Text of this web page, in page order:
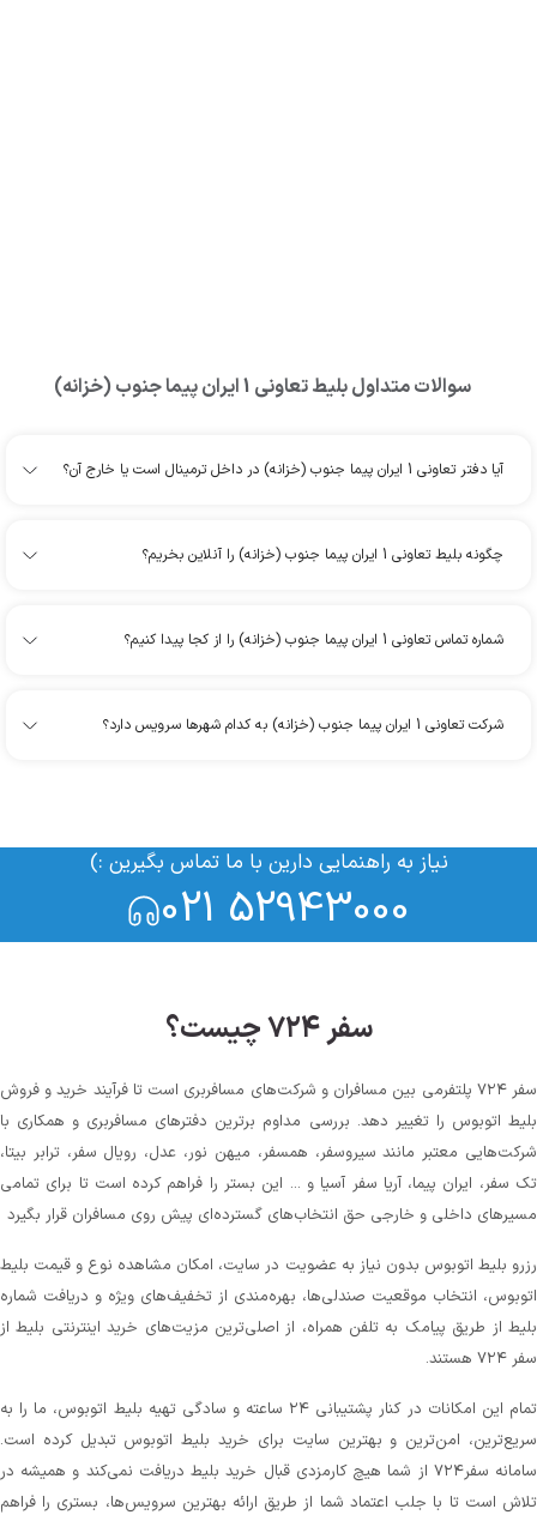
سوالات متداول بلیطتعاونی 1 ایران پیما جنوب (خزانه)
آیا دفتر تعاونی 1 ایران پیما جنوب (خزانه) در داخل ترمینال است یا خارج آن؟
چگونه بلیط تعاونی 1 ایران پیما جنوب (خزانه) را آنلاین بخریم؟
شماره تماس تعاونی 1 ایران پیما جنوب (خزانه) را از کجا پیدا کنیم؟
شرکت تعاونی 1 ایران پیما جنوب (خزانه) به کدام شهرها سرویس دارد؟
نیاز به راهنمایی دارین با ما تماس بگیرین :)
021 52943000
سفر ۷۲۴ چیست؟
سفر ۷۲۴ پلتفرمی بین مسافران و شرکت‌های مسافربری است تا فرآیند خرید و فروش
اتوبوس را تغییر دهد. بررسی مداوم برترین دفترهای مسافربری و همکاری با
معتبر مانند سیروسفر، همسفر، میهن‌ نور، عدل، رویال سفر، ترابر بیتا،
سفر، ایران پیما، آریا سفر آسیا و ... این بستر را فراهم کرده است تا برای تمامی
داخلی و خارجی حق انتخاب‌های گسترده‌ای پیش روی مسافران قرار بگیرد
بلیط اتوبوس بدون نیاز به عضویت در سایت، امکان مشاهده نوع و قیمت بلیط
انتخاب موقعیت صندلی‌ها، بهره‌مندی از تخفیف‌های ویژه و دریافت شماره‌
از طریق پیامک به تلفن همراه، از اصلی‌ترین مزیت‌های خرید اینترنتی بلیط از
هستند.
تمام این امکانات در کنار پشتیبانی‌ ۲۴ ساعته و سادگی تهیه بلیط اتوبوس، ما را به
امن‌ترین و بهترین سایت برای خرید بلیط اتوبوس تبدیل کرده است.
سامانه سفر۷۲۴ از شما هیچ کارمزدی قبال خرید بلیط دریافت نمی‌کند و همیشه در
است تا با جلب اعتماد شما از طریق ارائه بهترین سرویس‌ها، بستری را فراهم